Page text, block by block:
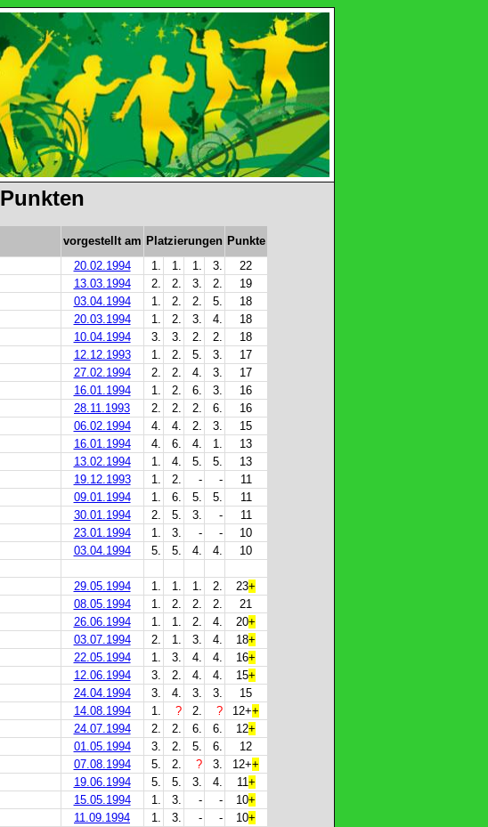
Punkten
vorgestellt am Platzierungen Punkte
20.02.1994 1. 1. 1. 3.
22
13.03.1994 2. 2. 3. 2.
19
03.04.1994 1. 2. 2. 5.
18
20.03.1994 1. 2. 3. 4.
18
10.04.1994 3. 3. 2. 2.
18
12.12.1993 1. 2. 5. 3.
17
27.02.1994 2. 2. 4. 3.
17
16.01.1994 1. 2. 6. 3.
16
28.11.1993 2. 2. 2. 6.
16
06.02.1994 4. 4. 2. 3.
15
16.01.1994 4. 6. 4. 1.
13
13.02.1994 1. 4. 5. 5.
13
19.12.1993 1. 2. - -
11
09.01.1994 1. 6. 5. 5.
11
30.01.1994 2. 5. 3. -
11
23.01.1994 1. 3. - -
10
03.04.1994 5. 5. 4. 4. 10
29.05.1994 1. 1. 1. 2. 23+
08.05.1994 1. 2. 2. 2.
21
26.06.1994 1. 1. 2. 4. 20+
03.07.1994 2. 1. 3. 4. 18+
22.05.1994 1. 3. 4. 4. 16+
12.06.1994 3. 2. 4. 4. 15+
24.04.1994 3. 4. 3. 3.
15
14.08.1994 1. ? 2. ? 12++
24.07.1994 2. 2. 6. 6. 12+
01.05.1994 3. 2. 5. 6.
12
07.08.1994 5. 2. ? 3. 12++
19.06.1994 5. 5. 3. 4. 11+
15.05.1994 1. 3. - - 10+
11.09.1994 1. 3. - - 10+